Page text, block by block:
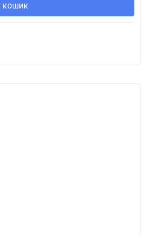
кошик